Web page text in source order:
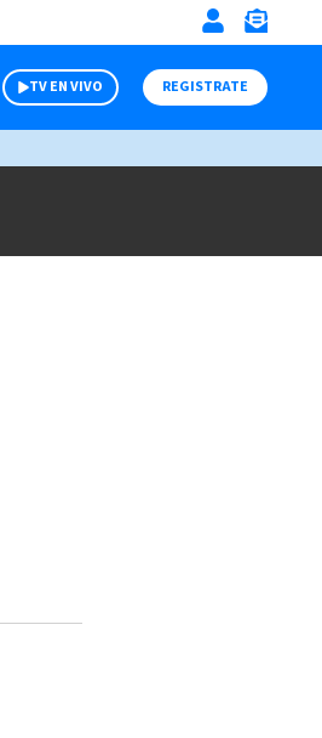
TV EN VIVO REGISTRATE